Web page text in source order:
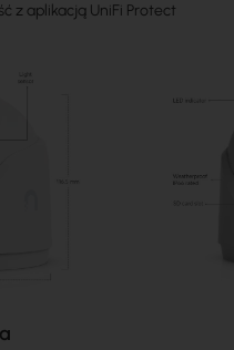
z aplikacją UniFi Protect